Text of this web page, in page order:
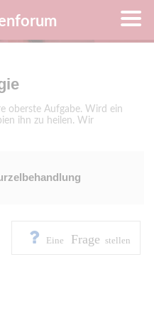
oberste Aufgabe. Wird ein
ihn zu heilen. Wir
Eine Frage stellen